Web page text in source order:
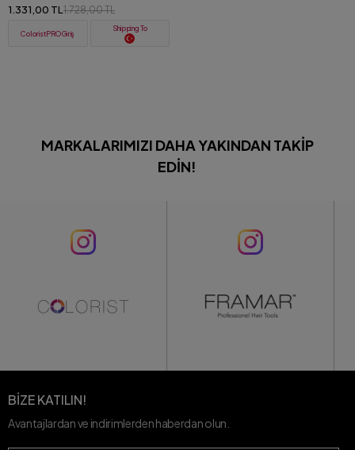
Aydınlatıcı Tonik 200 ml
1.331,00 TL 1.728,00 TL
ColoristPRO Giriş
Shipping To
MARKALARIMIZI DAHA YAKINDAN TAKIP
EDIN!
BİZE KATILIN!
Avantajlardan ve indirimlerden haberdan olun.